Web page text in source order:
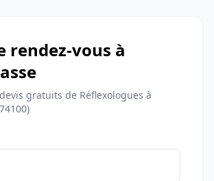
rendez-vous à
gratuits de Réflexologues à